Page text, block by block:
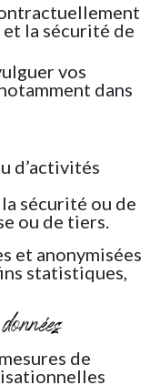
la sécurité de
vos
dans
d’activités
sécurité ou de
ou de tiers.
et anonymisées
statistiques,
de